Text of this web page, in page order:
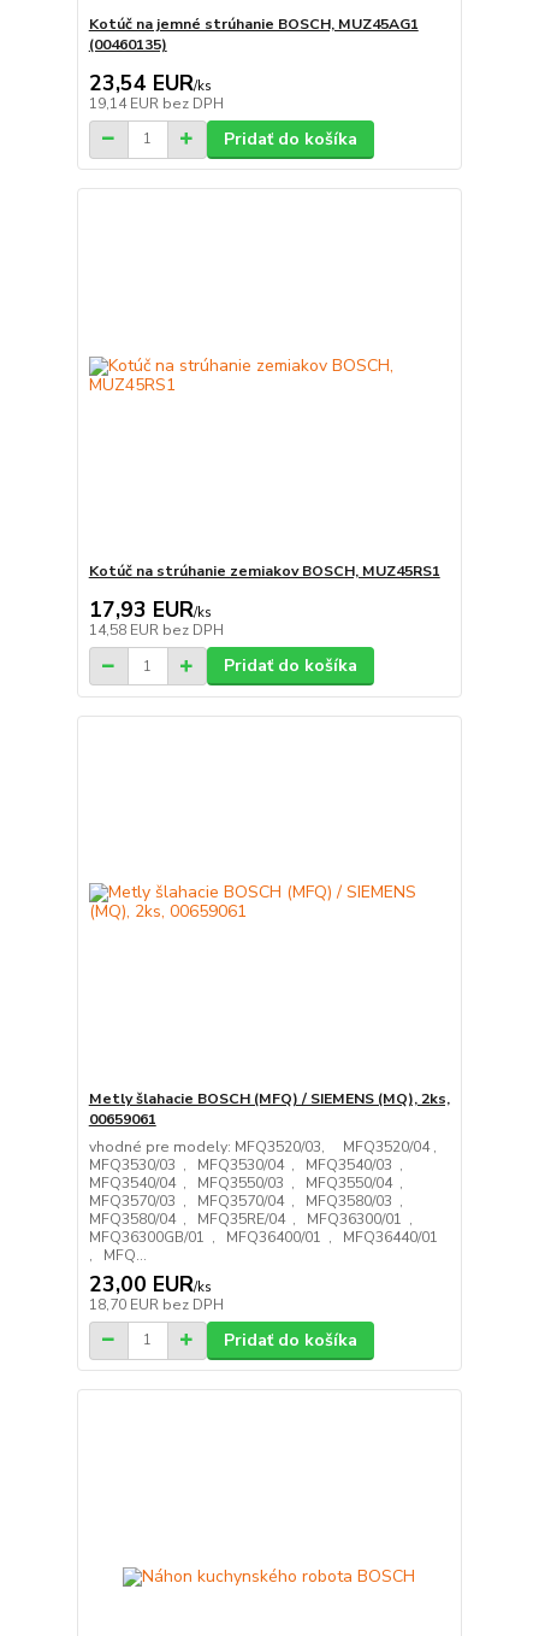
Kotúč na jemné strúhanie BOSCH, MUZ45AG1
(00460135)
23,54 EUR/ks
19,14 EUR bez DPH
Pridať do košíka
Kotúč na strúhanie zemiakov BOSCH, MUZ45RS1
17,93 EUR/ks
14,58 EUR bez DPH
Pridať do košíka
Metly šlahacie BOSCH (MFQ) / SIEMENS (MQ), 2ks,
00659061
vhodné pre modely: MFQ3520/03, MFQ3520/04 ,
MFQ3530/03 , MFQ3530/04 , MFQ3540/03 ,
MFQ3540/04 , MFQ3550/03 , MFQ3550/04 ,
MFQ3570/03 , MFQ3570/04 , MFQ3580/03 ,
MFQ3580/04 , MFQ35RE/04 , MFQ36300/01 ,
MFQ36300GB/01 , MFQ36400/01 , MFQ36440/01
, MFQ...
23,00 EUR/ks
18,70 EUR bez DPH
Pridať do košíka